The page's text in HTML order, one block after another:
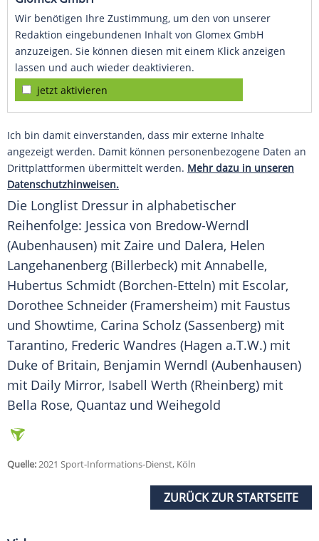
Wir benötigen Ihre Zustimmung, um den von unserer
Redaktion eingebundenen Inhalt von Glomex GmbH
anzuzeigen. Sie können diesen mit einem Klick anzeigen
lassen und auch wieder deaktivieren.
jetzt aktivieren
Ich bin damit einverstanden, dass mir externe Inhalte
angezeigt werden. Damit können personenbezogene Daten an
Drittplattformen übermittelt werden. Mehr dazu in unseren
Datenschutzhinweisen.
Die Longlist Dressur in alphabetischer
Reihenfolge: Jessica von Bredow-Werndl
(Aubenhausen) mit Zaire und Dalera, Helen
Langehanenberg (Billerbeck) mit Annabelle,
Hubertus Schmidt (Borchen-Etteln) mit Escolar,
Dorothee Schneider (Framersheim) mit Faustus
und Showtime, Carina Scholz (Sassenberg) mit
Tarantino, Frederic Wandres (Hagen a.T.W.) mit
Duke of Britain, Benjamin Werndl (Aubenhausen)
mit Daily Mirror, Isabell Werth (Rheinberg) mit
Bella Rose, Quantaz und Weihegold
Quelle:2021 Sport-Informations-Dienst, Köln
ZURÜCK ZUR STARTSEITE